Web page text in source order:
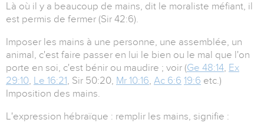
Là où il y a beaucoup de mains, dit le moraliste méfiant, il
est permis de fermer (Sir 42:6).
Imposer les mains à une personne, une assemblée, un
animal, c'est faire passer en lui le bien ou le mal que l'on
porte en soi, c'est bénir ou maudire ; voir (Ge 48:14, Ex
29:10, Le 16:21, Sir 50:20, Mr 10:16, Ac 6:6 19:6 etc.)
Imposition des mains.
L'expression hébraïque : remplir les mains, signifie :